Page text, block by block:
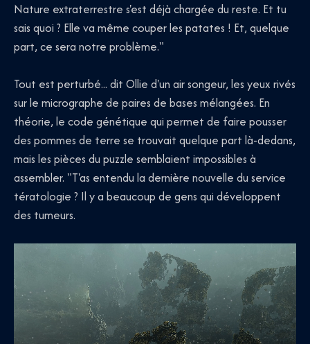
Nature extraterrestre s'est déjà chargée du reste. Et tu
sais quoi ? Elle va même couper les patates ! Et, quelque
part, ce sera notre problème."
Tout est perturbé... dit Ollie d'un air songeur, les yeux rivés
sur le micrographe de paires de bases mélangées. En
théorie, le code génétique qui permet de faire pousser
des pommes de terre se trouvait quelque part là-dedans,
mais les pièces du puzzle semblaient impossibles à
assembler. "T'as entendu la dernière nouvelle du service
tératologie ? Il y a beaucoup de gens qui développent
des tumeurs.